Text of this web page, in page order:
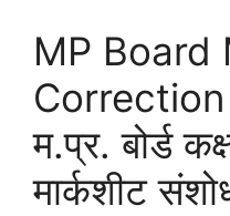
MP Board
Correction
म.प्र. बोर्ड
मार्कशीट